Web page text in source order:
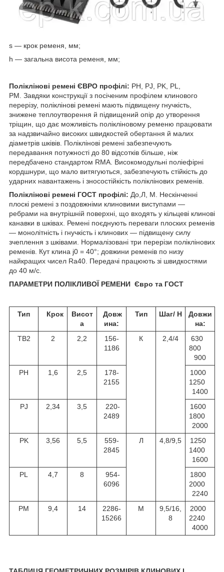
s — крок ременя, мм;
h — загальна висота ременя, мм;
Поліклінові ремені ЄВРО профілі: PH, PJ, PK, PL,
PM. Завдяки конструкції з посіченим профілем клинового
перерізу, поліклінові ремені мають підвищену гнучкість,
знижене теплоутворення й підвищений опір до утворення
тріщин, що дає можливість полікліновому ременю працювати
за надзвичайно високих швидкостей обертання й малих
діаметрів шківів. Поліклінові ремені забезпечують
передавання потужності до 80 відсотків більше, ніж
передбачено стандартом RMA. Високомодульні поліефірні
кордшнури, що мало витягуються, забезпечують стійкість до
ударних навантажень і зносостійкість поліклінових ременів.
Поліклінові ремені ГОСТ профілі: До,Л, М. Нескінченні
плоскі ремені з поздовжніми клиновими виступами —
ребрами на внутрішній поверхні, що входять у кільцеві клинові
канавки в шківах. Ремені поєднують переваги плоских ременів
— монолітність і гнучкість і клинових — підвищену силу
зчеплення з шківами. Нормалізовані три перерізи поліклінових
ременів. Кут клина j0 = 40°; довжини ременів по низу
найкращих чисел Ra40. Передачі працюють зі швидкостями
до 40 м/с.
ПАРАМЕТРИ ПОЛІКЛИВОЇ РЕМЕНИ Євро та ГОСТ
Тип Крок
Висот
а
Довж
ина:
Тип Шаг/ Н
Довжи
на:
TB2
2 2,2
156-
1186
К 2,4/4
630
800
900
PH
1,6 2,5
178-
2155
1000
1250
1400
PJ
2,34 3,5
220-
2489
1600
1800
2000
PK
3,56 5,5
559-
2845
Л 4,8/9,5
1250
1400
1600
PL
4,7 8
954-
6096
1800
2000
2240
PM
9,4 14
2286-
15266
М
9,5/16,
8
2000
2240
4000